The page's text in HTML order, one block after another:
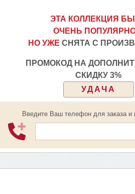
ЭТА КОЛЛЕКЦИЯ
ОЧЕНЬ
НО УЖЕ СНЯТА С
ПРОМОКОД НА
СКИДКУ 3%
УДАЧА
Введите Ваш телефон для заказа и